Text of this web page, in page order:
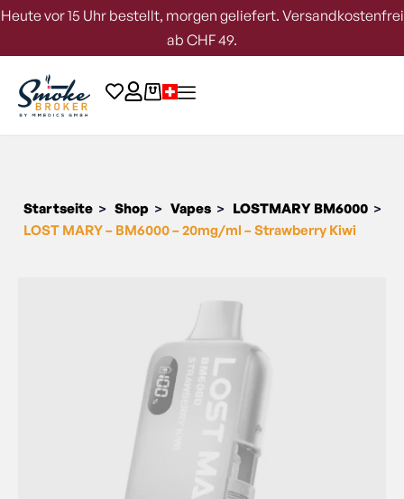
Heute vor 15 Uhr bestellt, morgen geliefert. Versandkostenfrei
ab CHF 49.
Startseite > Shop > Vapes > LOSTMARY BM6000 >
LOST MARY – BM6000 – 20mg/ml – Strawberry Kiwi